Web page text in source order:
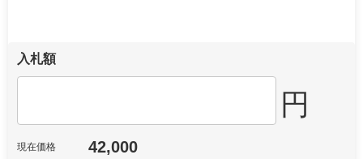
入札額
円
現在価格 42,000